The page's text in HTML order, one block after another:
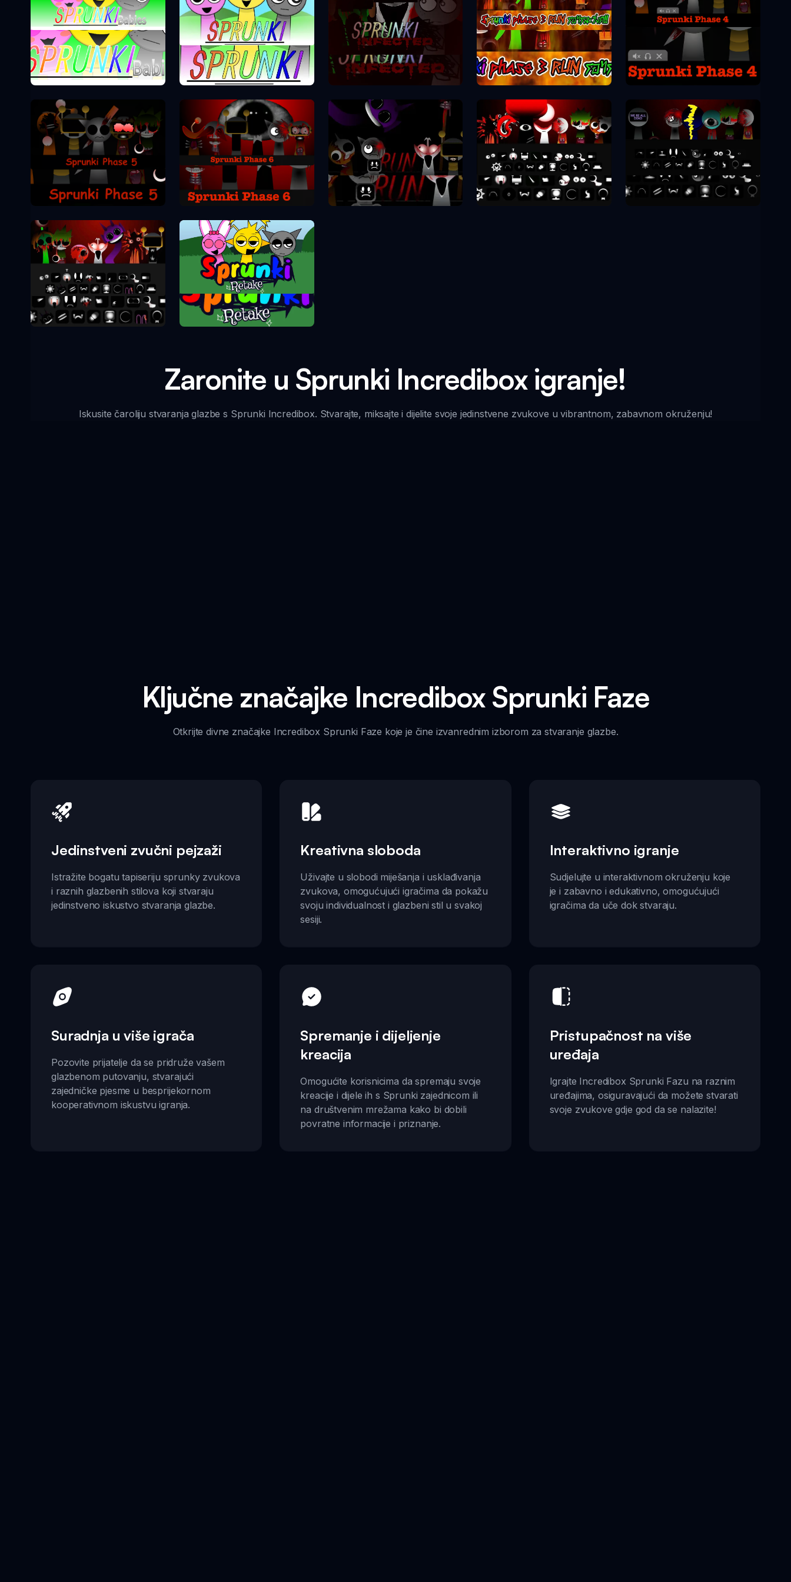
Sprunki Phase 0
Sprunki Phase 1
Sprunki Phase 2
Sprunki Phase 3 Sprunki Phase 4
Sprunki Phase 5
Sprunki Phase 6
Sprunki Phase 7
Sprunki Phase 8 Sprunki Phase 9
Sprunki Phase 10 Sprunki Retake
Zaronite u Sprunki Incredibox igranje!
Iskusite čaroliju stvaranja glazbe s Sprunki Incredibox. Stvarajte, miksajte i dijelite svoje jedinstvene zvukove u vibrantnom, zabavnom okruženju!
Ključne značajke Incredibox Sprunki Faze
Otkrijte divne značajke Incredibox Sprunki Faze koje je čine izvanrednim izborom za stvaranje glazbe.
Jedinstveni zvučni pejzaži
Istražite bogatu tapiseriju sprunky zvukova
i raznih glazbenih stilova koji stvaraju
jedinstveno iskustvo stvaranja glazbe.
Kreativna sloboda
Uživajte u slobodi miješanja i usklađivanja
zvukova, omogućujući igračima da pokažu
svoju individualnost i glazbeni stil u svakoj
sesiji.
Interaktivno igranje
Sudjelujte u interaktivnom okruženju koje
je i zabavno i edukativno, omogućujući
igračima da uče dok stvaraju.
Suradnja u više igrača
Pozovite prijatelje da se pridruže vašem
glazbenom putovanju, stvarajući
zajedničke pjesme u besprijekornom
kooperativnom iskustvu igranja.
Spremanje i dijeljenje
kreacija
Omogućite korisnicima da spremaju svoje
kreacije i dijele ih s Sprunki zajednicom ili
na društvenim mrežama kako bi dobili
povratne informacije i priznanje.
Pristupačnost na više
uređaja
Igrajte Incredibox Sprunki Fazu na raznim
uređajima, osiguravajući da možete stvarati
svoje zvukove gdje god da se nalazite!